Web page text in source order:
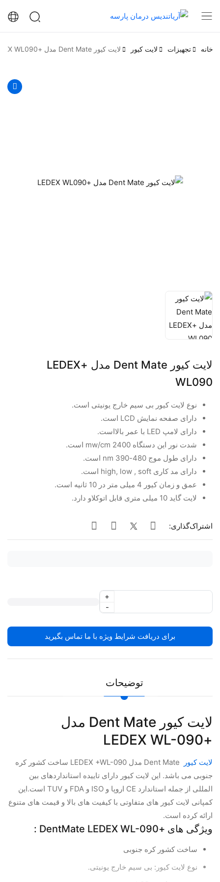
خانه تجهیزات لایت کیور لایت کیور Dent Mate مدل +LEDEX WL090
لایت کیور Dent Mate مدل +LEDEX
WL090
نوع لایت کیور بی سیم خارج یونیتی است.
دارای صفحه نمایش LCD است.
دارای لامپ LED با عمر بالااست.
شدت نور این دستگاه 2400 mw/cm است.
دارای طول موج 480-390 nm است.
دارای مد کاری high, low , soft است.
عمق و زمان کیور 4 میلی متر در 10 ثانیه است.
لایت گاید 10 میلی متری قابل اتوکلاو دارد.
اشتراک‌گذاری:
-
+
برای دریافت شرایط ویژه با ما تماس بگیرید
توضیحات
لایت کیور Dent Mate مدل
+LEDEX WL-090
لایت کیور
Dent Mate مدل LEDEX +WL-090 ساخت کشور کره
جنوبی می باشد. این لایت کیور دارای تاییده استانداردهای بین
المللی از جمله استاندارد CE اروپا و ISO و FDA و TUV است.این
کمپانی لایت کیور های متفاوتی با کیفیت های بالا و قیمت های متنوع
ارائه کرده است.
ویژگی های +DentMate LEDEX WL-090 :
ساخت کشور کره جنوبی
نوع لایت کیور: بی سیم خارج یونیتی.